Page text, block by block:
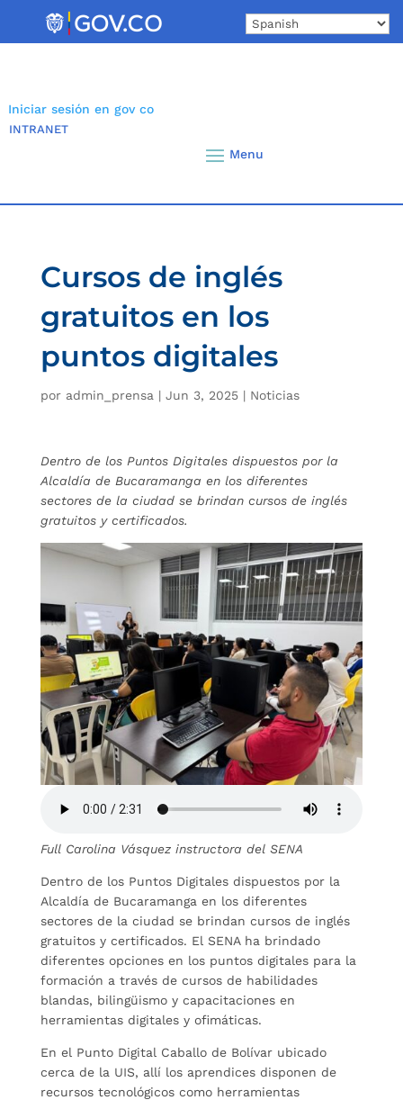
Iniciar sesión en gov co
INTRANET
Cursos de inglés
gratuitos en los
puntos digitales
por admin_prensa | Jun 3, 2025| Noticias
Dentro de los Puntos Digitales dispuestos por la
Alcaldía de Bucaramanga en los diferentes
sectores de la ciudad se brindan cursos de inglés
gratuitos y certificados.
Full Carolina Vásquez instructora del SENA
Dentro de los Puntos Digitales dispuestos por la
Alcaldía de Bucaramanga en los diferentes
sectores de la ciudad se brindan cursos de inglés
gratuitos y certificados. El SENA ha brindado
diferentes opciones en los puntos digitales para la
formación a través de cursos de habilidades
blandas, bilingüismo y capacitaciones en
herramientas digitales y ofimáticas.
En el Punto Digital Caballo de Bolívar ubicado
cerca de la UIS, allí los aprendices disponen de
recursos tecnológicos como herramientas